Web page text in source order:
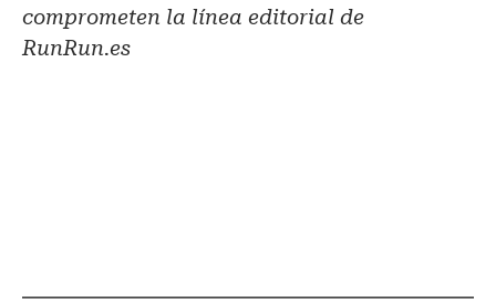
comprometen la línea editorial de
RunRun.es